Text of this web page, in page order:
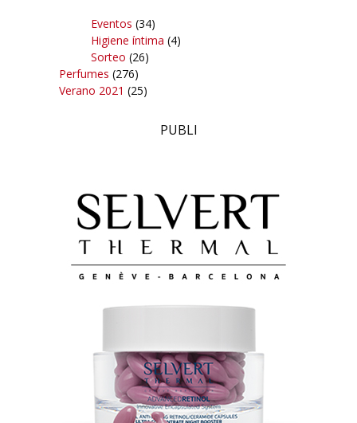
Eventos (34)
Higiene íntima (4)
Sorteo (26)
Perfumes (276)
Verano 2021 (25)
PUBLI